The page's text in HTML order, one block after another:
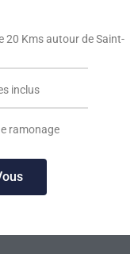
20 Kms autour de Saint-
inclus
ramonage